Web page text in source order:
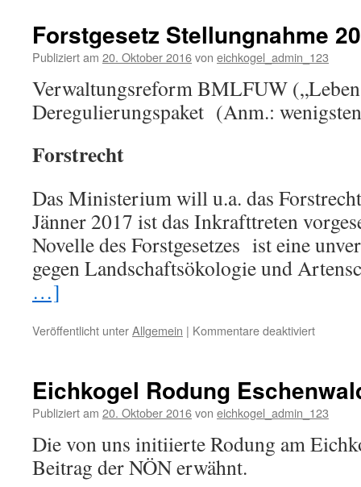
Forstgesetz Stellungnahme
Publiziert am 20. Oktober 2016von eichkogel_admin_123
Verwaltungsreform BMLFUW
Deregulierungspaket (Anm.:
Forstrecht
Das Ministerium will u.a. das
Jänner 2017 ist das Inkrafttreten
Novelle des Forstgesetzes ist eine
gegen Landschaftsökologie und
…]
Veröffentlicht unterAllgemein | Kommentare deaktiviert
Eichkogel Rodung
Publiziert am 20. Oktober 2016von eichkogel_admin_123
Die von uns initiierte Rodung am
Beitrag der NÖN erwähnt.